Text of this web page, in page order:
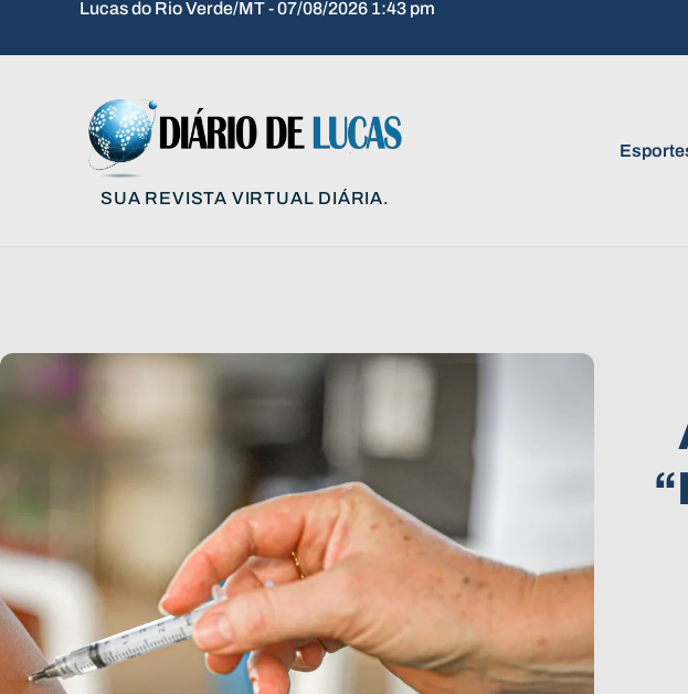
Lucas do Rio Verde/MT - 07/08/2026 1:43 pm
SUA REVISTA VIRTUAL DIÁRIA.